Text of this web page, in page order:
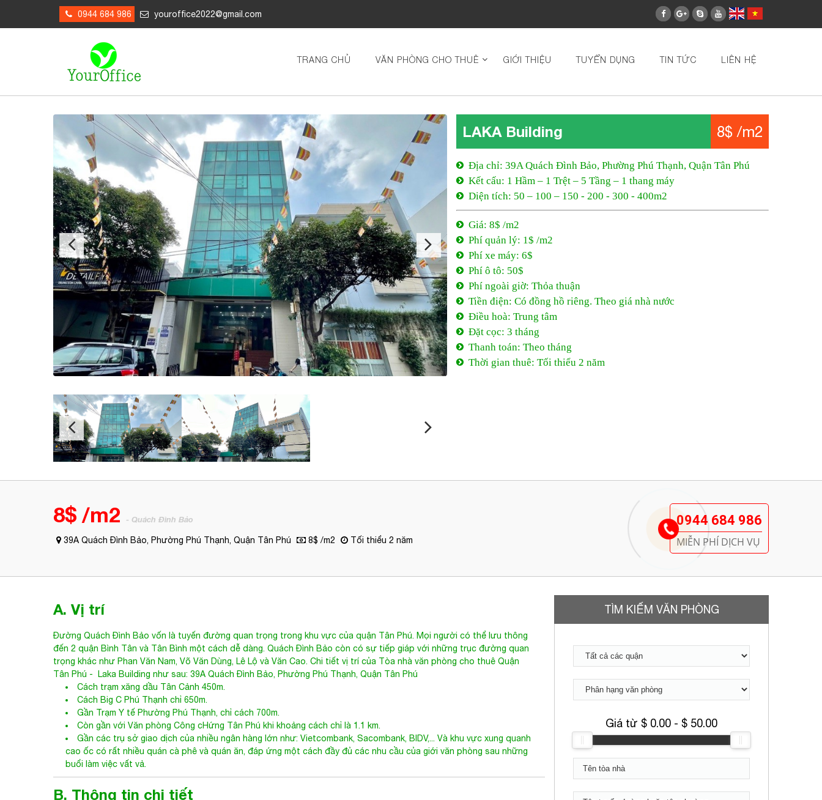
0944 684 986 youroffice2022@gmail.com
TRANG CHỦ VĂN PHÒNG CHO THUÊ GIỚI THIỆU TUYỂN DỤNG TIN TỨC LIÊN HỆ
LAKA Building 8$ /m2
Địa chỉ: 39A Quách Đình Bảo, Phường Phú Thạnh, Quận Tân Phú
Kết cấu: 1 Hầm – 1 Trệt – 5 Tầng – 1 thang máy
Diện tích: 50 – 100 – 150 - 200 - 300 - 400m2
Giá: 8$ /m2
Phí quản lý: 1$ /m2
Phí xe máy: 6$
Phí ô tô: 50$
Phí ngoài giờ: Thỏa thuận
Tiền điện: Có đồng hồ riêng. Theo giá nhà nước
Điều hoà: Trung tâm
Đặt cọc: 3 tháng
Thanh toán: Theo tháng
Thời gian thuê: Tối thiểu 2 năm
8$ /m2 - Quách Đình Bảo
39A Quách Đình Bảo, Phường Phú Thạnh, Quận Tân Phú 8$ /m2 Tối thiểu 2 năm
0944 684 986
MIỄN PHÍ DỊCH VỤ
TÌM KIẾM VĂN PHÒNG
Giá từ $ 0.00 - $ 50.00
A. Vị trí
Đường Quách Đình Bảo vốn là tuyến đường quan trọng trong khu vực của quận Tân Phú. Mọi người có thể lưu thông
đến 2 quận Bình Tân và Tân Bình một cách dễ dàng. Quách Đình Bảo còn có sự tiếp giáp với những trục đường quan
trọng khác như Phan Văn Nam, Võ Văn Dùng, Lê Lộ và Văn Cao. Chi tiết vị trí của Tòa nhà văn phòng cho thuê Quận
Tân Phú - Laka Building như sau: 39A Quách Đình Bảo, Phường Phú Thạnh, Quận Tân Phú
Cách trạm xăng dầu Tân Cảnh 450m.
Cách Big C Phú Thạnh chỉ 650m.
Gần Trạm Y tế Phường Phú Thạnh, chỉ cách 700m.
Còn gần với Văn phòng Công cHứng Tân Phú khi khoảng cách chỉ là 1.1 km.
Gần các trụ sở giao dịch của nhiều ngân hàng lớn như: Vietcombank, Sacombank, BIDV,... Và khu vực xung quanh
cao ốc có rất nhiều quán cà phê và quán ăn, đáp ứng một cách đầy đủ các nhu cầu của giới văn phòng sau những
buổi làm việc vất vả.
B. Thông tin chi tiết